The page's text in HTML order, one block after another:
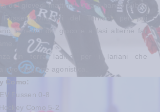
del giovedì mattina i lariani hanno subito
(vincitori del Torneo) per poi
le redini del gioco e a fasi alterne far
in terra ladina per i lariani che
loro stagione agonistica.
Como:
Fussen 0-8
Como 5-2